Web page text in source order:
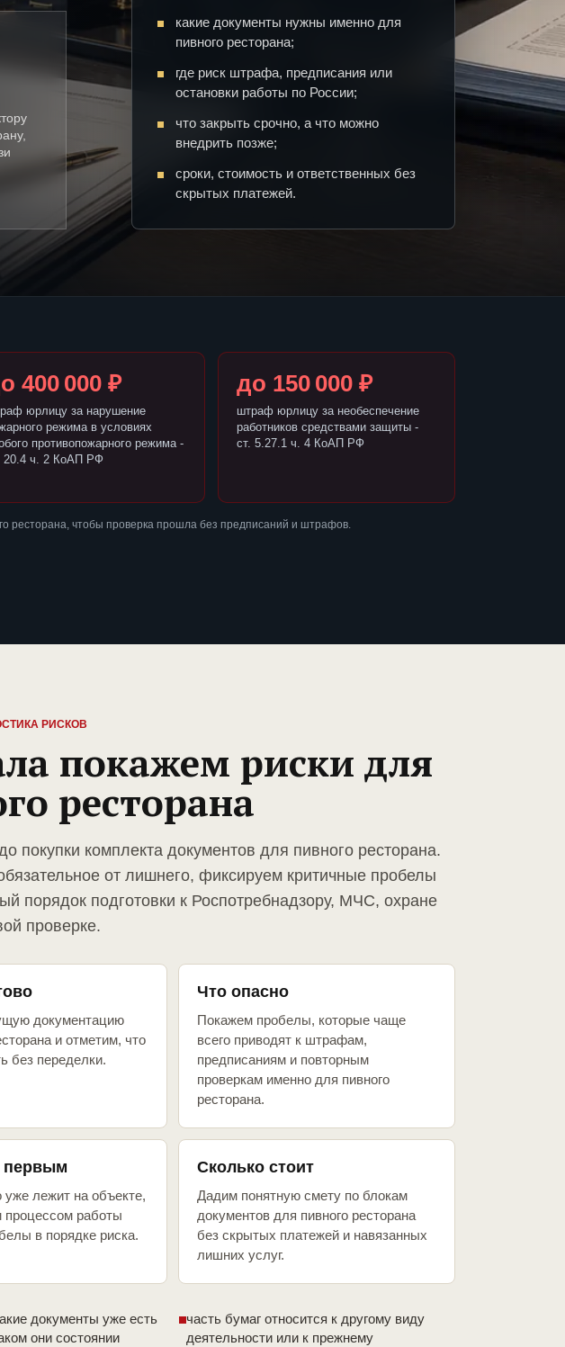
какие документы нужны именно для
пивного ресторана;
где риск штрафа, предписания или
остановки работы по России;
что закрыть срочно, а что можно
внедрить позже;
сроки, стоимость и ответственных без
скрытых платежей.
400 000 ₽
юрлицу за нарушение
режима в условиях
противопожарного режима -
20.4 ч. 2 КоАП РФ
до 150 000 ₽
штраф юрлицу за необеспечение
работников средствами защиты -
ст. 5.27.1 ч. 4 КоАП РФ
ресторана, чтобы проверка прошла без предписаний и штрафов.
РИСКОВ
покажем риски для
ресторана
покупки комплекта документов для пивного ресторана.
от лишнего, фиксируем критичные пробелы
порядок подготовки к Роспотребнадзору, МЧС, охране
проверке.
документацию
и отметим, что
без переделки.
Что опасно
Покажем пробелы, которые чаще
всего приводят к штрафам,
предписаниям и повторным
проверкам именно для пивного
ресторана.
первым
уже лежит на объекте,
процессом работы
в порядке риска.
Сколько стоит
Дадим понятную смету по блокам
документов для пивного ресторана
без скрытых платежей и навязанных
лишних услуг.
документы уже есть
они состоянии
часть бумаг относится к другому виду
деятельности или к прежнему